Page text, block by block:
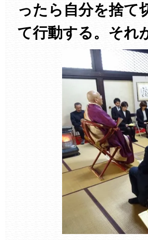
ったら自分を捨て
て行動する。それ